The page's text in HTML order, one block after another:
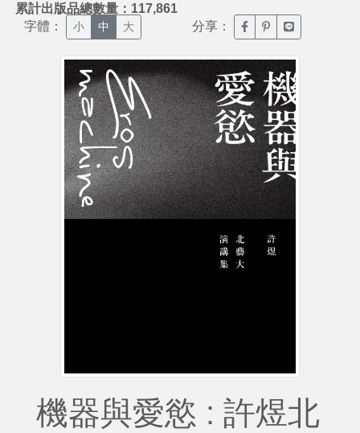
累計出版品總數量：117,861
字體： 小 中 大 分享： 臉書分享(另開新視窗)
噗浪分享(另開新
Line分享(另
機器與愛慾 : 許煜北